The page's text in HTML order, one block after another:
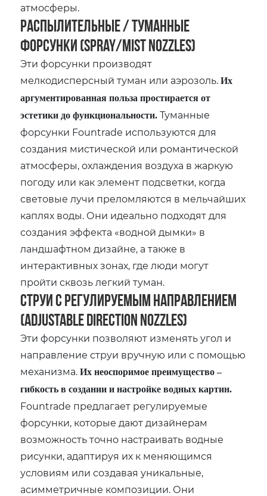
атмосферы.
Распылительные / Туманные
форсунки (Spray/Mist Nozzles)
Эти форсунки производят
мелкодисперсный туман или аэрозоль.Их
аргументированная польза простирается от
эстетики до функциональности. Туманные
форсунки Fountrade используются для
создания мистической или романтической
атмосферы, охлаждения воздуха в жаркую
погоду или как элемент подсветки, когда
световые лучи преломляются в мельчайших
каплях воды. Они идеально подходят для
создания эффекта «водной дымки» в
ландшафтном дизайне, а также в
интерактивных зонах, где люди могут
пройти сквозь легкий туман.
Струи с регулируемым направлением
(Adjustable Direction Nozzles)
Эти форсунки позволяют изменять угол и
направление струи вручную или с помощью
механизма.Их неоспоримое преимущество –
гибкость в создании и настройке водных картин.
Fountrade предлагает регулируемые
форсунки, которые дают дизайнерам
возможность точно настраивать водные
рисунки, адаптируя их к меняющимся
условиям или создавая уникальные,
асимметричные композиции. Они